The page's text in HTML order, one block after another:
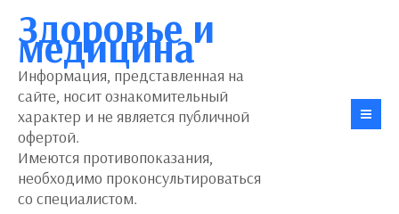
Здоровье и
медицина
Информация, представленная на
сайте, носит ознакомительный
характер и не является публичной
офертой.
Имеются противопоказания,
необходимо проконсультироваться
со специалистом.